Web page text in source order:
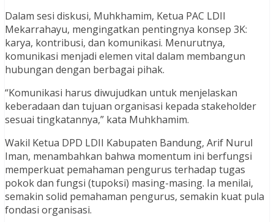
Dalam sesi diskusi, Muhkhamim, Ketua PAC LDII
Mekarrahayu, mengingatkan pentingnya konsep 3K:
karya, kontribusi, dan komunikasi. Menurutnya,
komunikasi menjadi elemen vital dalam membangun
hubungan dengan berbagai pihak.
“Komunikasi harus diwujudkan untuk menjelaskan
keberadaan dan tujuan organisasi kepada stakeholder
sesuai tingkatannya,” kata Muhkhamim.
Wakil Ketua DPD LDII Kabupaten Bandung, Arif Nurul
Iman, menambahkan bahwa momentum ini berfungsi
memperkuat pemahaman pengurus terhadap tugas
pokok dan fungsi (tupoksi) masing-masing. Ia menilai,
semakin solid pemahaman pengurus, semakin kuat pula
fondasi organisasi.